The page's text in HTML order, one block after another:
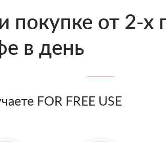
покупке от 2-х
в день
FOR FREE USE